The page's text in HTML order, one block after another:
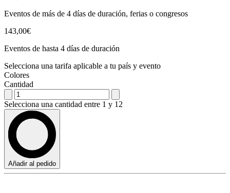
Eventos de más de 4 días de duración, ferias o congresos
143,00€
Eventos de hasta 4 días de duración
Selecciona una tarifa aplicable a tu país y evento
Colores
Cantidad
Selecciona una cantidad entre 1 y 12
Añadir al pedido